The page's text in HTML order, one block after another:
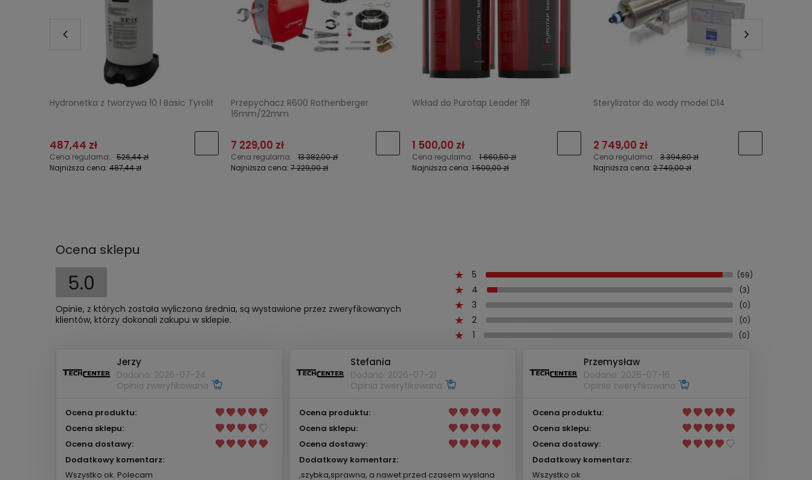
Hydronetka z tworzywa 10 l Basic Tyrolit
487,44 zł
Cena regularna:
526,44 zł
Najniższa cena: 487,44 zł
Przepychacz R600 Rothenberger
16mm/22mm
7 229,00 zł
Cena regularna:
13 382,00 zł
Najniższa cena: 7 229,00 zł
Wkład do Purotap Leader 19l
1 500,00 zł
Cena regularna:
1 660,50 zł
Najniższa cena: 1 500,00 zł
Sterylizator do wody model D14
2 749,00 zł
Cena regularna:
3 394,80 zł
Najniższa cena: 2 749,00 zł
Ocena sklepu
5.0
Opinie, z których została wyliczona średnia, są wystawione przez zweryfikowanych
klientów, którzy dokonali zakupu w sklepie.
5 (69)
4 (3)
3 (0)
2 (0)
1 (0)
Jerzy
Dodano: 2026-07-24
Opinia zweryfikowana
Ocena produktu:
Ocena sklepu:
Ocena dostawy:
Dodatkowy komentarz:
Wszystko ok. Polecam
Stefania
Dodano: 2026-07-21
Opinia zweryfikowana
Ocena produktu:
Ocena sklepu:
Ocena dostawy:
Dodatkowy komentarz:
,szybka,sprawna, a nawet przed czasem wyslana
Przemysław
Dodano: 2026-07-16
Opinia zweryfikowana
Ocena produktu:
Ocena sklepu:
Ocena dostawy:
Dodatkowy komentarz:
Wszystko ok